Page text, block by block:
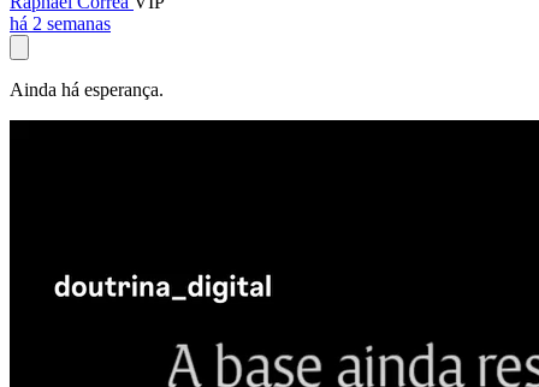
há 2 semanas
Ainda há esperança.